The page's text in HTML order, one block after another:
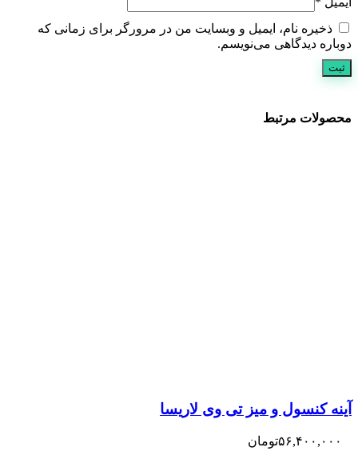
ذخیره نام، ایمیل و وبسایت من در مرورگر برای زمانی که
دوباره دیدگاهی می‌نویسم.
محصولات مرتبط
آینه کنسول و میز تی وی لاریسا
۵۶,۴۰۰,۰۰۰تومان